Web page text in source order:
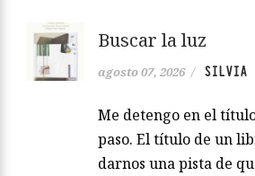
Buscar la luz
agosto 07, 2026 / SILVIA
Me detengo en el
paso. El título de un
darnos una pista de